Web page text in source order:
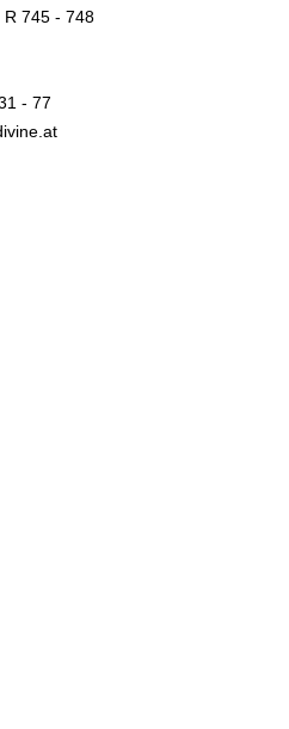
R 745 - 748
- 77